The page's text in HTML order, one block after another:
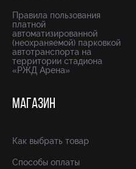
Правила пользования
платной
автоматизированной
(неохраняемой) парковкой
автотранспорта на
территории стадиона
«РЖД Арена»
МАГАЗИН
Как выбрать товар
Способы оплаты